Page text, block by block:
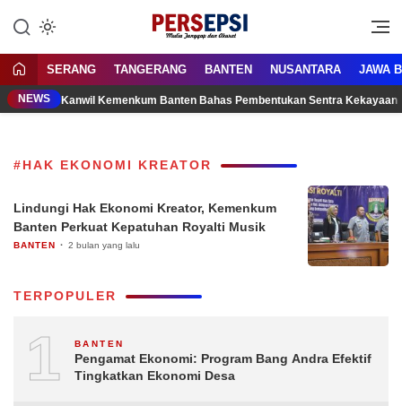
konten
Persepsi.co.id
Media Tanggap Dan Akurat
SERANG TANGERANG BANTEN NUSANTARA JAWA
NEWS Kanwil Kemenkum Banten Bahas Pembentukan Sentra
#HAK EKONOMI KREATOR
Lindungi Hak Ekonomi Kreator, Kemenkum
Banten Perkuat Kepatuhan Royalti Musik
BANTEN 2 bulan yang lalu
TERPOPULER
1 BANTEN
Pengamat Ekonomi: Program Bang Andra Efektif
Tingkatkan Ekonomi Desa